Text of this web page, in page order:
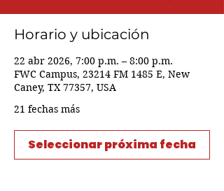
Horario y ubicación
22 abr 2026, 7:00 p.m. – 8:00 p.m.
FWC Campus, 23214 FM 1485 E, New
Caney, TX 77357, USA
21 fechas más
Seleccionar próxima fecha